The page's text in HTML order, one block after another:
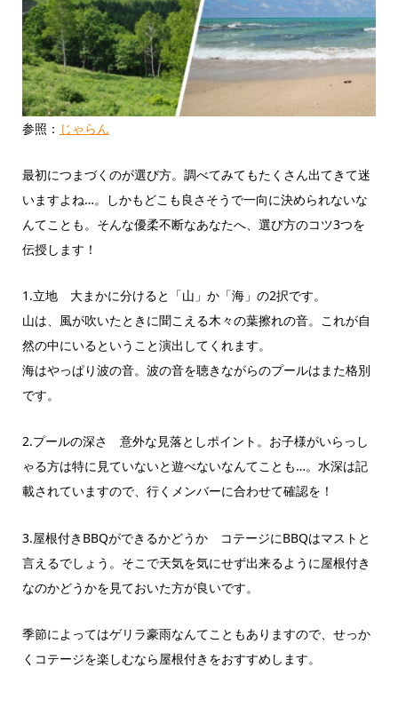
参照： じゃらん
最初につまづくのが選び方。調べてみてもたくさん出てきて迷
いますよね…。しかもどこも良さそうで一向に決められないな
んてことも。そんな優柔不断なあなたへ、選び方のコツ3つを
伝授します！
1.立地 大まかに分けると「山」か「海」の2択です。
山は、風が吹いたときに聞こえる木々の葉擦れの音。これが自
然の中にいるということ演出してくれます。
海はやっぱり波の音。波の音を聴きながらのプールはまた格別
です。
2.プールの深さ 意外な見落としポイント。お子様がいらっし
ゃる方は特に見ていないと遊べないなんてことも…。水深は記
載されていますので、行くメンバーに合わせて確認を！
3.屋根付きBBQができるかどうか コテージにBBQはマストと
言えるでしょう。そこで天気を気にせず出来るように屋根付き
なのかどうかを見ておいた方が良いです。
季節によってはゲリラ豪雨なんてこともありますので、せっか
くコテージを楽しむなら屋根付きをおすすめします。